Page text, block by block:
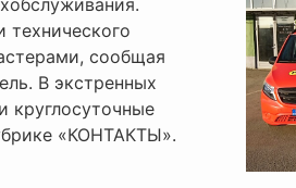
технического
сообщая
В экстренных
круглосуточные
«КОНТАКТЫ».